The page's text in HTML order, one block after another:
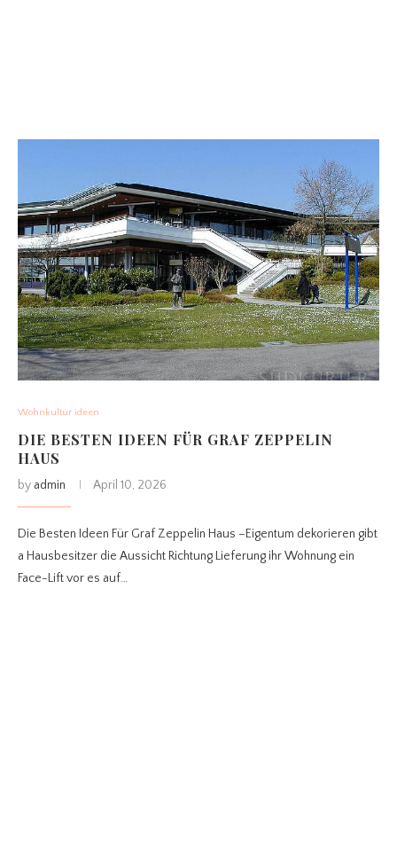
Wohnkultur ideen
DIE BESTEN IDEEN FÜR GRAF ZEPPELIN
HAUS
by admin April 10, 2026
Die Besten Ideen Für Graf Zeppelin Haus –Eigentum dekorieren gibt
a Hausbesitzer die Aussicht Richtung Lieferung ihr Wohnung ein
Face-Lift vor es auf…